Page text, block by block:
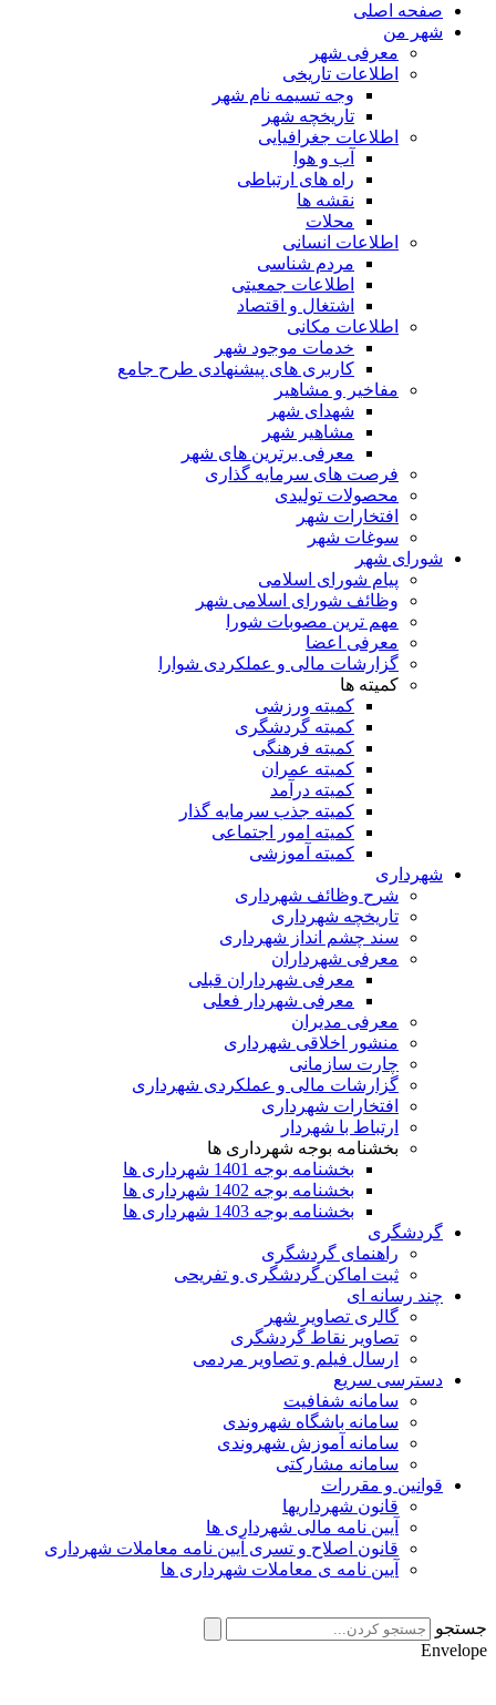
صفحه اصلی
شهر من
معرفی شهر
اطلاعات تاریخی
وجه تسیمه نام شهر
تاریخچه شهر
اطلاعات جغرافیایی
آب و هوا
راه های ارتباطی
نقشه ها
محلات
اطلاعات انسانی
مردم شناسی
اطلاعات جمعیتی
اشتغال و اقتصاد
اطلاعات مکانی
خدمات موجود شهر
کاربری های پیشنهادی طرح جامع
مفاخیر و مشاهیر
شهدای شهر
مشاهیر شهر
معرفی برترین های شهر
فرصت های سرمایه گذاری
محصولات تولیدی
افتخارات شهر
سوغات شهر
شورای شهر
پیام شورای اسلامی
وظائف شورای اسلامی شهر
مهم ترین مصوبات شورا
معرفی اعضا
گزارشات مالی و عملکردی شوارا
کمیته ها
کمیته ورزشی
کمیته گردشگری
کمیته فرهنگی
کمیته عمران
کمیته درآمد
کمیته جذب سرمایه گذار
کمیته امور اجتماعی
کمیته آموزشی
شهرداری
شرح وظائف شهرداری
تاریخچه شهرداری
سند چشم انداز شهرداری
معرفی شهرداران
معرفی شهرداران قبلی
معرفی شهردار فعلی
معرفی مدیران
منشور اخلاقی شهرداری
چارت سازمانی
گزارشات مالی و عملکردی شهرداری
افتخارات شهرداری
ارتباط با شهردار
بخشنامه بوجه شهرداری ها
بخشنامه بوجه 1401 شهرداری ها
بخشنامه بوجه 1402 شهرداری ها
بخشنامه بوجه 1403 شهرداری ها
گردشگری
راهنمای گردشگری
ثبت اماکن گردشگری و تفریحی
چند رسانه ای
گالری تصاویر شهر
تصاویر نقاط گردشگری
ارسال فیلم و تصاویر مردمی
دسترسی سریع
سامانه شفافیت
سامانه باشگاه شهروندی
سامانه آموزش شهروندی
سامانه مشارکتی
قوانین و مقررات
قانون شهرداریها
آیین نامه مالی شهرداری ها
قانون اصلاح و تسری آیین نامه معاملات شهرداری
آیین نامه ی معاملات شهرداری ها
جستجو
Envelope